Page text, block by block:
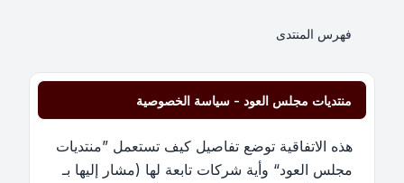
فهرس المنتدى
منتديات مجلس العود - سياسة الخصوصية
هذه الاتفاقية توضع تفاصيل كيف تستعمل ”منتديات
مجلس العود“ وأية شركات تابعة لها (مشار إليها بـ